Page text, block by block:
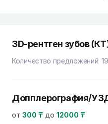
3D-рентген зубов
Количество предложений: 19
Допплерография/
от 300 ₸ до 12000 ₸